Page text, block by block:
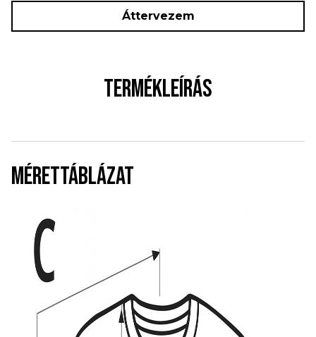
Áttervezem
TERMÉKLEÍRÁS
MÉRETTÁBLÁZAT